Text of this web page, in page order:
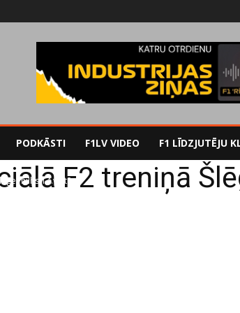
PODKĀSTI F1LV VIDEO F1 LĪDZJUTĒJU
14.vietāF2 treniņā